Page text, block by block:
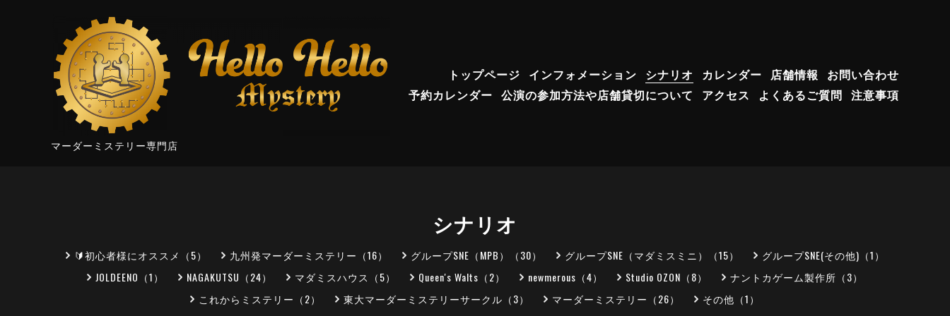
マーダーミステリー専門店
トップページ インフォメーション シナリオ カレンダー 店舗情報
お問い合わせ
予約カレンダー 公演の参加方法や店舗貸切について アクセス よくあるご質問 注意事項
シナリオ
🔰初心者様にオススメ（5） 九州発マーダーミステリー（16） グループSNE（MPB）（30） グループSNE（マダミスミニ）（15）
グループSNE(その他)（1）
JOLDEENO（1）
NAGAKUTSU（24） マダミスハウス（5） Queen's Walts（2） newmerous（4） Studio OZON（8）
ナントカゲーム製作所（3）
これからミステリー（2）
東大マーダーミステリーサークル（3） マーダーミステリー（26） その他（1）